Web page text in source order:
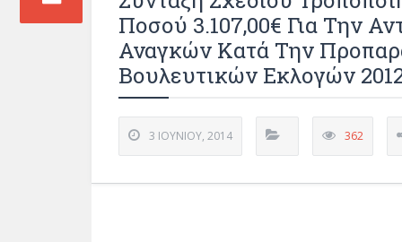
Ποσού 3.107,00€ Για Την
Αναγκών Κατά Την
Βουλευτικών Εκλογών
3 ΙΟΥΝΊΟΥ, 2014 362